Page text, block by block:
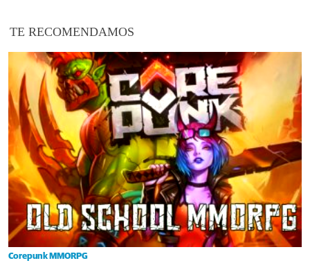
TE RECOMENDAMOS
Corepunk MMORPG